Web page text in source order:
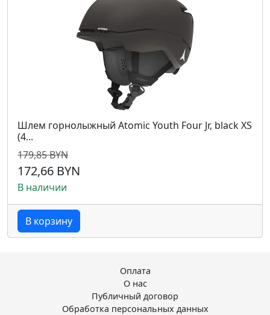
Шлем горнолыжный Atomic Youth Four Jr, black XS
(4...
179,85 BYN
172,66 BYN
В наличии
В корзину
Оплата
О нас
Публичный договор
Обработка персональных данных